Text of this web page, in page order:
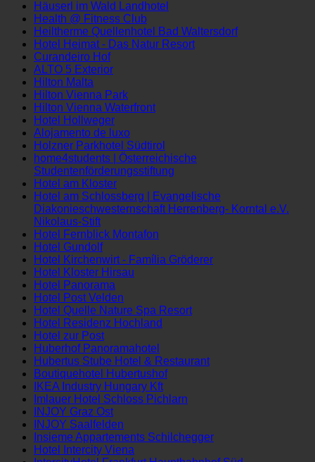
Casa da Barmherzigkeit Clementinum
Häuserl im Wald Landhotel
Health @ Fitness Club
Heiltherme Quellenhotel Bad Waltersdorf
Hotel Heimat - Das Natur Resort
Curandeiro Hof
ALTO 5 Exterior
Hilton Malta
Hilton Vienna Park
Hilton Vienna Waterfront
Hotel Hollweger
Alojamento de luxo
Holzner Parkhotel Südtirol
home4students | Österreichische
Studentenförderungsstiftung
Hotel am Kloster
Hotel am Schlossberg | Evangelische
Diakonieschwesternschaft Herrenberg- Korntal e.V.
Nikolaus-Stift
Hotel Fernblick Montafon
Hotel Gundolf
Hotel Kirchenwirt - Família Gröderer
Hotel Kloster Hirsau
Hotel Panorama
Hotel Post Velden
Hotel Quelle Nature Spa Resort
Hotel Residenz Hochland
Hotel zur Post
Huberhof Panoramahotel
Hubertus Stube Hotel & Restaurant
Boutiquehotel Hubertushof
IKEA Industry Hungary Kft
Imlauer Hotel Schloss Pichlarn
INJOY Graz Ost
INJOY Saalfelden
Insieme Appartements Schilchegger